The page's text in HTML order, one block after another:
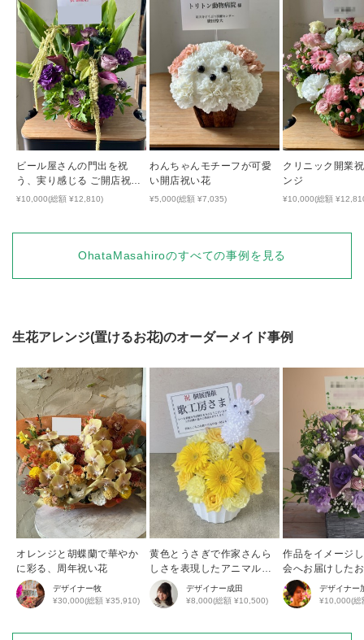
ビール屋さんの門出を祝
う、実り感じる ご開店祝い
花
¥10,000(総額 ¥12,810)
わんちゃんモチーフが可愛
い開店祝い花
¥5,000(総額 ¥7,035)
クリニック開業
ンジ
¥10,000(総額
OhataMasahiroのすべての事例を見る
生花アレンジ(置けるお花)のオーダーメイド事例
オレンジと胡蝶蘭で華やか
に彩る、周年祝い花
デザイナー牧
¥30,000(総額 ¥35,910)
黄色とうさぎで作家さんら
しさを表現したアニマルア
レンジ
デザイナー成田
¥8,000(総額 ¥10,500)
作品をイメージ
会へお届けした
デザイナー
¥10,000(総